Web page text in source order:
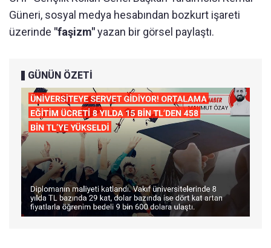
Güneri, sosyal medya hesabından bozkurt işareti
üzerinde "faşizm"yazan bir görsel paylaştı.
GÜNÜN ÖZETİ